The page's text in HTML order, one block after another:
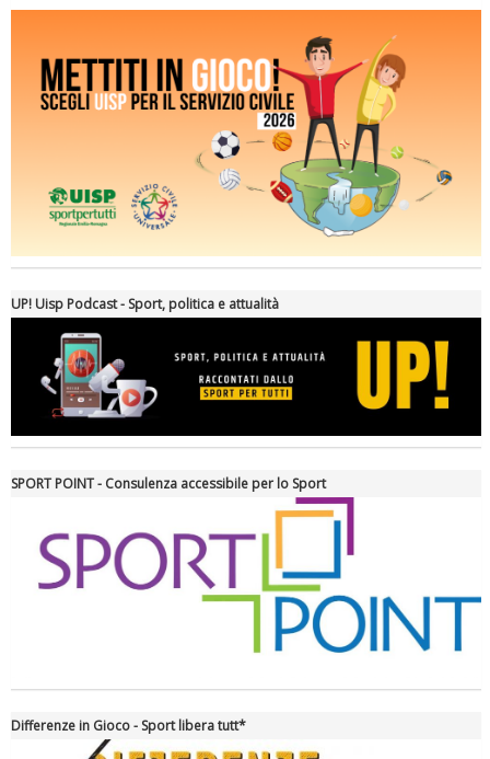
Ddl Lobby, Uisp: “Il Parlamento valorizzi le nostre specificità"
La formazione Uisp rallenta ma prosegue anche in estate
UP! Uisp Podcast - Sport, politica e attualità
SPORT POINT - Consulenza accessibile per lo Sport
Differenze in Gioco - Sport libera tutt*